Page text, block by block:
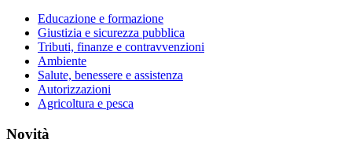
Educazione e formazione
Giustizia e sicurezza pubblica
Tributi, finanze e contravvenzioni
Ambiente
Salute, benessere e assistenza
Autorizzazioni
Agricoltura e pesca
Novità